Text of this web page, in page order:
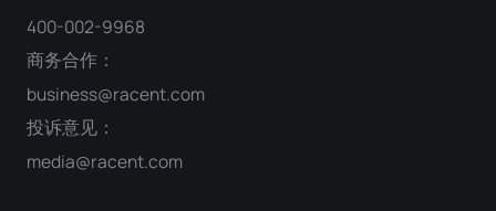
400-002-9968
商务合作：
business@racent.com
投诉意见：
media@racent.com